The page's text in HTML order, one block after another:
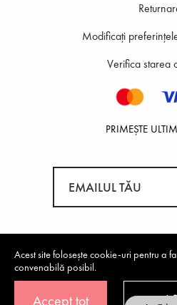
Modificați
Verifica starea
PRIMEȘTE
Acest site folosește cookie-uri pentru a
convenabilă posibil.
Accept tot